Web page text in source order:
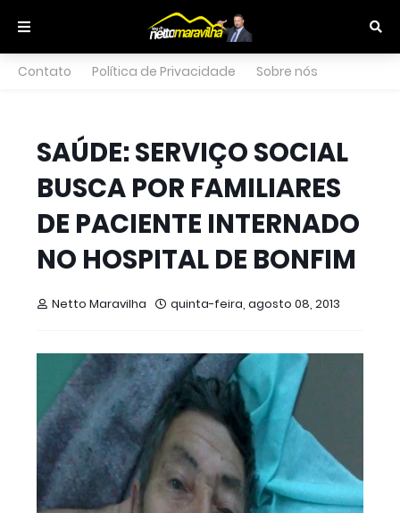
Contato Política de Privacidade Sobre nós
SAÚDE: SERVIÇO SOCIAL
BUSCA POR FAMILIARES
DE PACIENTE INTERNADO
NO HOSPITAL DE BONFIM
Netto Maravilha quinta-feira, agosto 08, 2013